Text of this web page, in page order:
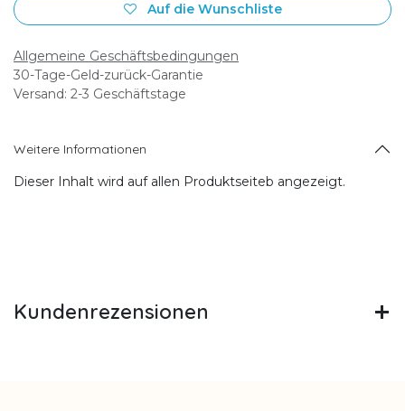
Auf die Wunschliste
Allgemeine Geschäftsbedingungen
30-Tage-Geld-zurück-Garantie
Versand: 2-3 Geschäftstage
Weitere Informationen
Dieser Inhalt wird auf allen Produktseiteb angezeigt.
Kundenrezensionen